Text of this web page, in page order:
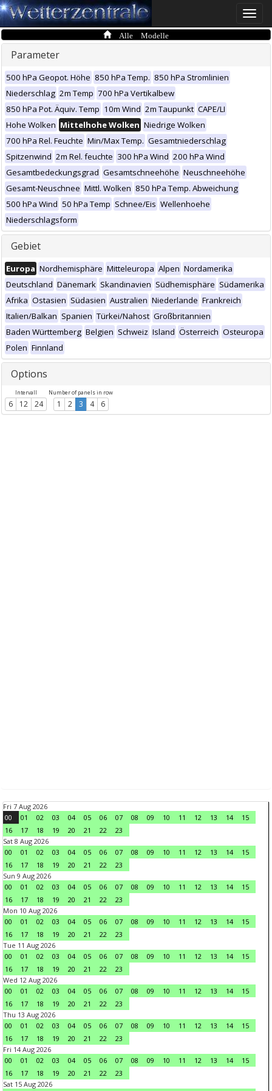
Toggle
Alle Modelle
Parameter
500 hPa Geopot. Höhe 850 hPa Temp. 850 hPa Stromlinien
Niederschlag 2m Temp 700 hPa Vertikalbew
850 hPa Pot. Äquiv. Temp 10m Wind 2m Taupunkt CAPE/LI
Hohe Wolken Mittelhohe Wolken Niedrige Wolken
700 hPa Rel. Feuchte Min/Max Temp. Gesamtniederschlag
Spitzenwind 2m Rel. feuchte 300 hPa Wind 200 hPa Wind
Gesamtbedeckungsgrad Gesamtschneehöhe Neuschneehöhe
Gesamt-Neuschnee Mittl. Wolken 850 hPa Temp. Abweichung
500 hPa Wind 50 hPa Temp Schnee/Eis Wellenhoehe
Niederschlagsform
Gebiet
Europa Nordhemisphäre Mitteleuropa Alpen Nordamerika
Deutschland Dänemark Skandinavien Südhemisphäre Südamerika
Afrika Ostasien Südasien Australien Niederlande Frankreich
Italien/Balkan Spanien Türkei/Nahost Großbritannien
Baden Württemberg Belgien Schweiz Island Österreich Osteuropa
Polen Finnland
Options
Intervall
6 12 24
Number of panels in row
1 2 3 4 6
Fri 7 Aug 2026
00
01 02 03 04 05 06 07 08 09 10 11 12 13 14
15
16
17 18 19 20 21 22
23
Sat 8 Aug 2026
00
01 02 03 04 05 06 07 08 09 10 11 12 13 14
15
16
17 18 19 20 21 22
23
Sun 9 Aug 2026
00
01 02 03 04 05 06 07 08 09 10 11 12 13 14
15
16
17 18 19 20 21 22
23
Mon 10 Aug 2026
00
01 02 03 04 05 06 07 08 09 10 11 12 13 14
15
16
17 18 19 20 21 22
23
Tue 11 Aug 2026
00
01 02 03 04 05 06 07 08 09 10 11 12 13 14
15
16
17 18 19 20 21 22
23
Wed 12 Aug 2026
00
01 02 03 04 05 06 07 08 09 10 11 12 13 14
15
16
17 18 19 20 21 22
23
Thu 13 Aug 2026
00
01 02 03 04 05 06 07 08 09 10 11 12 13 14
15
16
17 18 19 20 21 22
23
Fri 14 Aug 2026
00
01 02 03 04 05 06 07 08 09 10 11 12 13 14
15
16
17 18 19 20 21 22
23
Sat 15 Aug 2026